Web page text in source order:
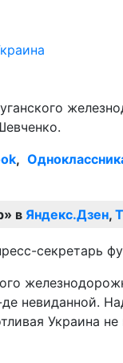
,
в Яндекс.Дзен,
секретарь
невиданной.
Украина